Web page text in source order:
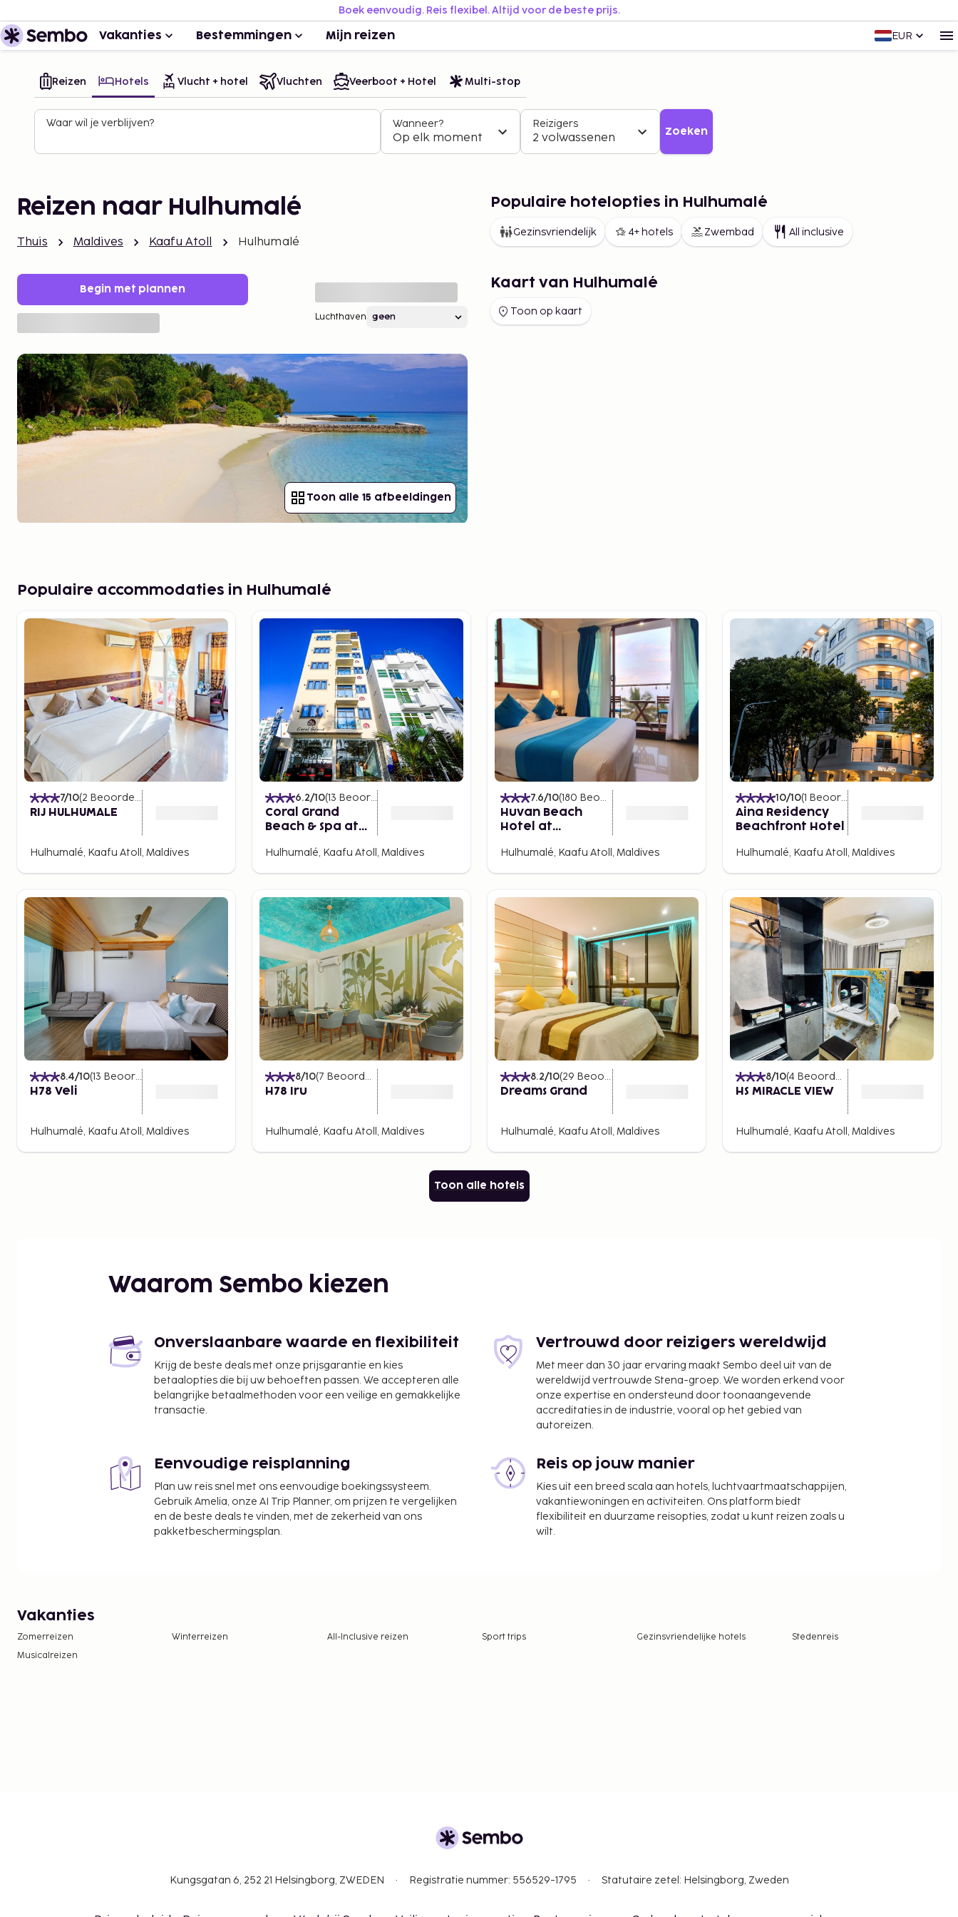
Boek eenvoudig. Reis flexibel. Altijd voor de beste prijs.
Vakanties Bestemmingen Mijn reizen EUR
Reizen Hotels Vlucht + hotel Vluchten Veerboot + Hotel Multi-stop
Waar wil je verblijven? Wanneer?
Op elk moment
Reizigers
2 volwassenen Zoeken
Reizen naar Hulhumalé
Thuis Maldives Kaafu Atoll Hulhumalé
Begin met plannen
Luchthaven
Toon alle 15 afbeeldingen
Populaire hotelopties in Hulhumalé
Gezinsvriendelijk 4+ hotels Zwembad All inclusive
Kaart van Hulhumalé
Toon op kaart
Populaire accommodaties in Hulhumalé
7/10(2 Beoordelingen
RIJ HULHUMALE
Hulhumalé, Kaafu Atoll, Maldives
6.2/10(13 Beoordelingen
Coral Grand
Beach & Spa at
Hulhumalé, Kaafu Atoll, Maldives
7.6/10(180 Beoordelingen
Huvan Beach
Hotel at
Hulhumalé, Kaafu Atoll, Maldives
10/10(1 Beoordelingen
Aina Residency
Beachfront Hotel
Hulhumalé, Kaafu Atoll, Maldives
8.4/10(13 Beoordelingen
H78 Veli
Hulhumalé, Kaafu Atoll, Maldives
8/10(7 Beoordelingen
H78 Iru
Hulhumalé, Kaafu Atoll, Maldives
8.2/10(29 Beoordelingen
Dreams Grand
Hulhumalé, Kaafu Atoll, Maldives
8/10(4 Beoordelingen
HS MIRACLE VIEW
Hulhumalé, Kaafu Atoll, Maldives
Toon alle hotels
Waarom Sembo kiezen
Onverslaanbare waarde en flexibiliteit
Krijg de beste deals met onze prijsgarantie en kies
betaalopties die bij uw behoeften passen. We accepteren alle
belangrijke betaalmethoden voor een veilige en gemakkelijke
transactie.
Vertrouwd door reizigers wereldwijd
Met meer dan 30 jaar ervaring maakt Sembo deel uit van de
wereldwijd vertrouwde Stena-groep. We worden erkend voor
onze expertise en ondersteund door toonaangevende
accreditaties in de industrie, vooral op het gebied van
autoreizen.
Eenvoudige reisplanning
Plan uw reis snel met ons eenvoudige boekingssysteem.
Gebruik Amelia, onze AI Trip Planner, om prijzen te vergelijken
en de beste deals te vinden, met de zekerheid van ons
pakketbeschermingsplan.
Reis op jouw manier
Kies uit een breed scala aan hotels, luchtvaartmaatschappijen,
vakantiewoningen en activiteiten. Ons platform biedt
flexibiliteit en duurzame reisopties, zodat u kunt reizen zoals u
wilt.
Vakanties
Zomerreizen Winterreizen All-Inclusive reizen Sport trips Gezinsvriendelijke hotels
Stedenreis
Musicalreizen
Kungsgatan 6, 252 21 Helsingborg, ZWEDEN Registratie nummer: 556529-1795 Statutaire zetel: Helsingborg, Zweden